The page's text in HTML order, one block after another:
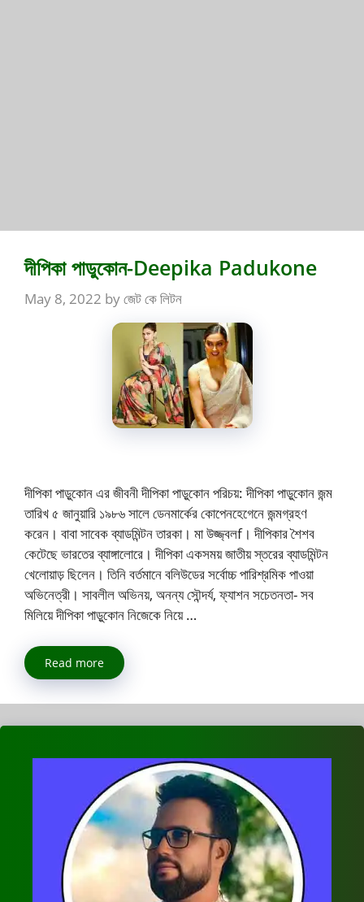
দীপিকা পাডুকোন-Deepika Padukone
May 8, 2022 byজেট কে লিটন
দীপিকা পাড়ুকোন এর জীবনী দীপিকা পাড়ুকোন পরিচয়: দীপিকা পাড়ুকোন জন্ম
তারিখ ৫ জানুয়ারি ১৯৮৬ সালে ডেনমার্কের কোপেনহেগেনে জন্মগ্রহণ
করেন। বাবা সাবেক ব্যাডমিন্টন তারকা। মা উজ্জ্বলf। দীপিকার শৈশব
কেটেছে ভারতের ব্যাঙ্গালোরে। দীপিকা একসময় জাতীয় স্তরের ব্যাডমিন্টন
খেলোয়াড় ছিলেন। তিনি বর্তমানে বলিউডের সর্বোচ্চ পারিশ্রমিক পাওয়া
অভিনেত্রী। সাবলীল অভিনয়, অনন্য সৌন্দর্য, ফ্যাশন সচেতনতা- সব
মিলিয়ে দীপিকা পাড়ুকোন নিজেকে নিয়ে …
Read more